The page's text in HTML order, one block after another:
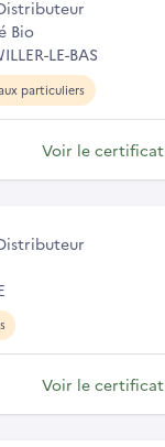
Bio
LE-BAS
particuliers
Voir le certificat
Voir le certificat